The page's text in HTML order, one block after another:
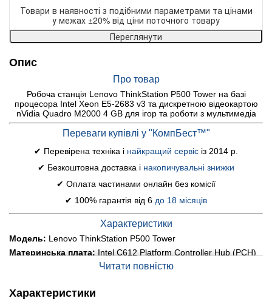
Товари в наявності з подібними параметрами та цінами
у межах ±20% від ціни поточного товару
Переглянути
Опис
Про товар
Робоча станція Lenovo ThinkStation P500 Tower на базі
процесора Intel Xeon E5-2683 v3 та дискретною відеокартою
nVidia Quadro M2000 4 GB для ігор та роботи з мультимедіа
Переваги купівлі у "КомпБест™"
✔ Перевірена техніка і найкращий сервіс із 2014 р.
✔ Безкоштовна доставка і накопичувальні знижки
✔ Оплата частинами онлайн без комісії
✔ 100% гарантія від 6 до 18 місяців
Характеристики
Модель: Lenovo ThinkStation P500 Tower
Материнська плата: Intel C612 Platform Controller Hub (PCH)
Intel Xeon E5-2683 v3 (14 (28) ядер по 2.0 - 3.0
Оперативна пам'ять:
Читати повністю
Характеристики